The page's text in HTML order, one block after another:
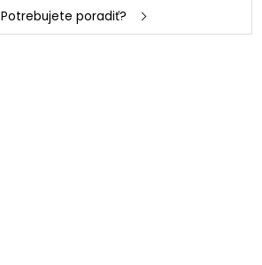
Potrebujete poradiť?